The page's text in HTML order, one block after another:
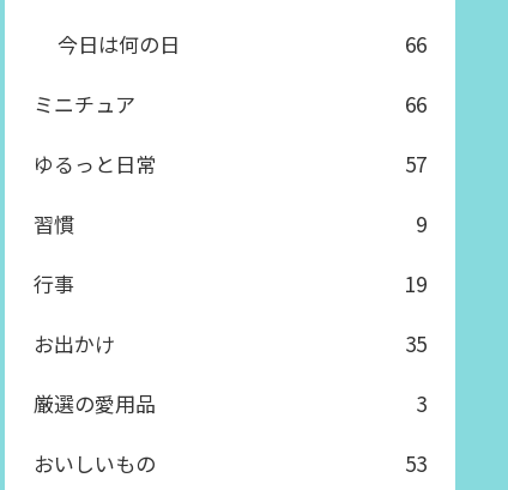
今日は何の日
66
ミニチュア
66
ゆるっと日常
57
習慣
9
行事
19
お出かけ
35
厳選の愛用品
3
おいしいもの
53